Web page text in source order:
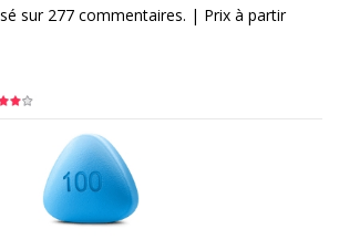
sur 277 commentaires. | Prix à partir